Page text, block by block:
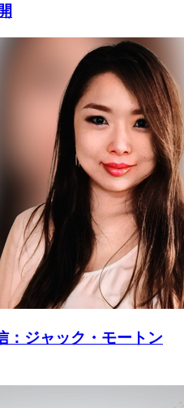
：ジャック・モートン